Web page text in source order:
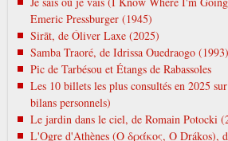
Emeric Pressburger (1945)
Sirāt, de Óliver Laxe (2025)
Samba Traoré, de Idrissa Ouedraogo (1993)
Pic de Tarbésou et Étangs de Rabassoles
Les 10 billets les plus consultés en 2025
bilans personnels)
Le jardin dans le ciel, de Romain Potocki
L'Ogre d'Athènes (Ο δράκος, O Drákos),